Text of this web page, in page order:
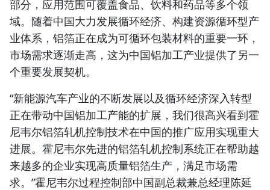
部分，应用范围可覆盖食品、饮料和药品等多个领
域。随着中国大力发展循环经济、构建资源循环型产
业体系，铝箔正在成为可循环包装材料的重要一环，
市场需求逐渐走高，这为中国铝加工产业提供了另一
个重要发展契机。
“新能源汽车产业的不断发展以及循环经济深入转型
正在带动中国铝加工产能的扩展，我们很高兴看到霍
尼韦尔铝箔轧机控制技术在中国的推广应用实现重大
进展。霍尼韦尔先进的铝箔轧机控制系统正在帮助越
来越多的企业实现高质量铝箔生产，满足市场需
求。”霍尼韦尔过程控制部中国副总裁兼总经理陈延